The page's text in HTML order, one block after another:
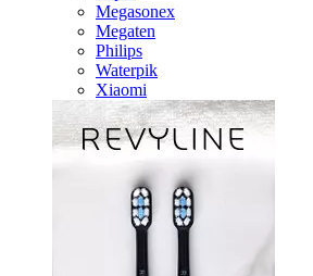
Megasonex
Megaten
Philips
Waterpik
Xiaomi